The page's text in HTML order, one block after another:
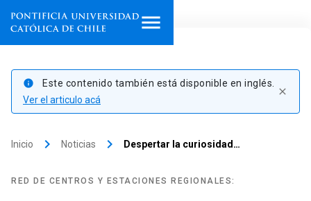
Programas de estudio
institutos
Investigación
info
Este contenido también está disponible en inglés.
Ver el articulo acá
close
Inicio keyboard_arrow_right Noticias keyboard_arrow_right Despertar la curiosidad…
RED DE CENTROS Y ESTACIONES REGIONALES: